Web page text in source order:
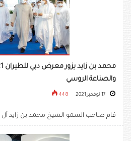
والصناعة الروسي
448
قام صاحب السمو الشيخ محمد بن زايد آل